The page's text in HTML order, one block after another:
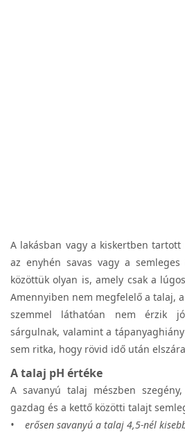
A lakásban vagy a kiskertben tartott
az enyhén savas vagy a
közöttük olyan is, amely csak a
Amennyiben nem megfelelő a talaj,
szemmel láthatóan nem érzik
sárgulnak, valamint a
sem ritka, hogy rövid idő után
A talaj pH értéke
A savanyú talaj mészben
gazdag és a kettő közötti talajt
• erősen savanyú a talaj 4,5-nél